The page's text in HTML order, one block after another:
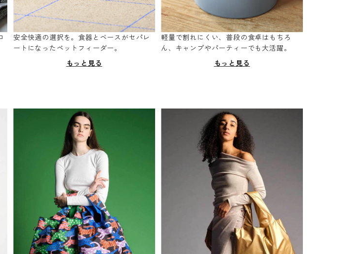
安全快適の選択を。食器とベースがセパレ
ートになったペットフィーダー。
もっと見る
軽量で割れにくい、普段の食卓はもちろ
ん、キャンプやパーティーでも大活躍。
もっと見る